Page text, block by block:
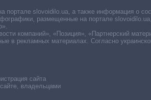
сайта
владельцами
slovoidilo.ua, а также информация о
размещенные на портале
компаний», «Позиция», «Партнерский
в рекламных материалах. Согласно